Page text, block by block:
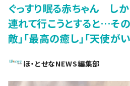
ぐっすり眠る赤ちゃん し
連れて行こうとすると…そ
敵」「最高の癒し」「天使が
ほ・とせなNEWS編集部